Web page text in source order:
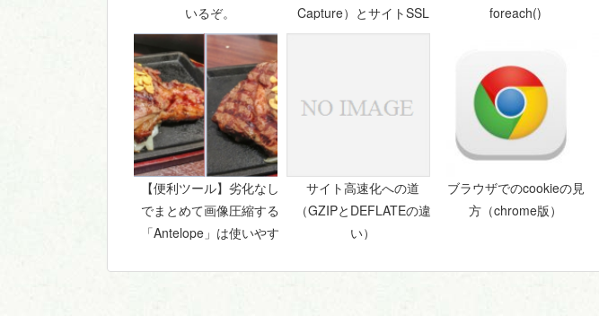
いるぞ。
Capture）とサイトSSL
化に関して
foreach()
【便利ツール】劣化なし
でまとめて画像圧縮する
「Antelope」は使いやす
サイト高速化への道
（GZIPとDEFLATEの違
い）
ブラウザでのcookieの見
方（chrome版）